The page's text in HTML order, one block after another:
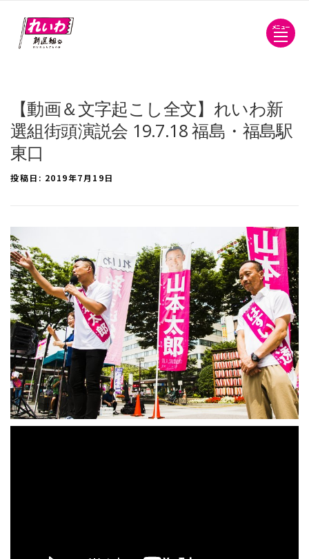
メニュー
【動画＆文字起こし全文】れいわ新
選組街頭演説会 19.7.18 福島・福島駅
東口
投稿日: 2019年7月19日